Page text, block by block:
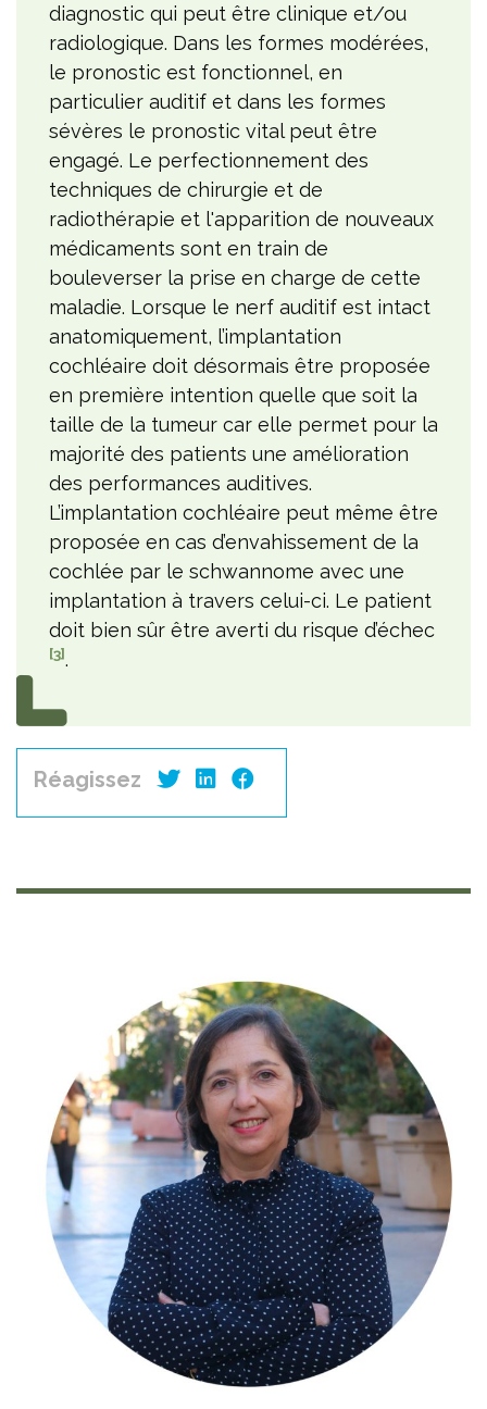
diagnostic qui peut être clinique et/ou
radiologique. Dans les formes modérées,
le pronostic est fonctionnel, en
particulier auditif et dans les formes
sévères le pronostic vital peut être
engagé. Le perfectionnement des
techniques de chirurgie et de
radiothérapie et l'apparition de nouveaux
médicaments sont en train de
bouleverser la prise en charge de cette
maladie. Lorsque le nerf auditif est intact
anatomiquement, l’implantation
cochléaire doit désormais être proposée
en première intention quelle que soit la
taille de la tumeur car elle permet pour la
majorité des patients une amélioration
des performances auditives.
L’implantation cochléaire peut même être
proposée en cas d’envahissement de la
cochlée par le schwannome avec une
implantation à travers celui-ci. Le patient
doit bien sûr être averti du risque d’échec
[3].
Réagissez